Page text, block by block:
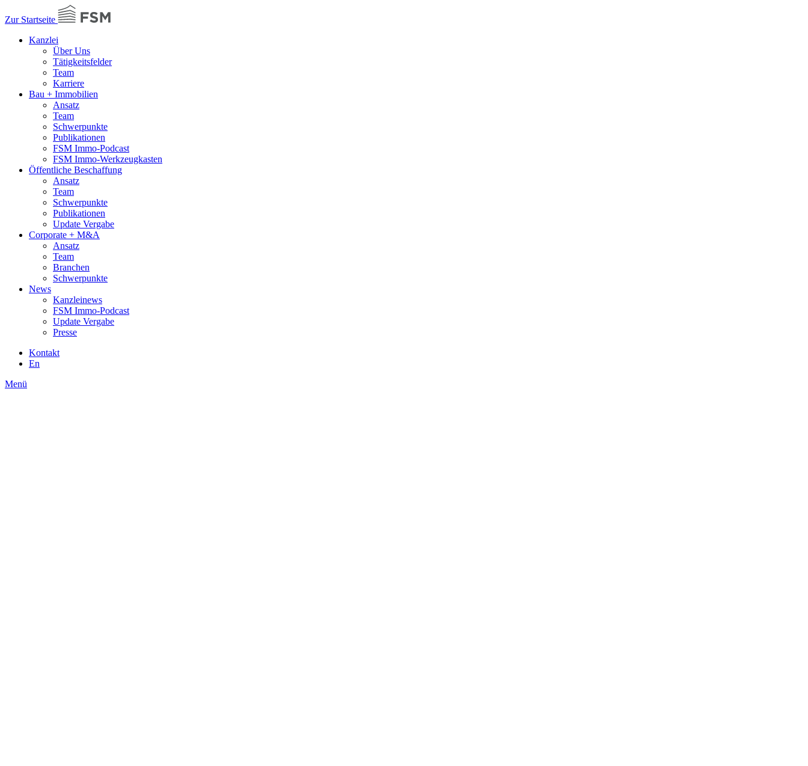
Zur Startseite
Kanzlei
Über Uns
Tätigkeitsfelder
Team
Karriere
Bau + Immobilien
Ansatz
Team
Schwerpunkte
Publikationen
FSM Immo-Podcast
FSM Immo-Werkzeugkasten
Öffentliche Beschaffung
Ansatz
Team
Schwerpunkte
Publikationen
Update Vergabe
Corporate + M&A
Ansatz
Team
Branchen
Schwerpunkte
News
Kanzleinews
FSM Immo-Podcast
Update Vergabe
Presse
Kontakt
En
Menü